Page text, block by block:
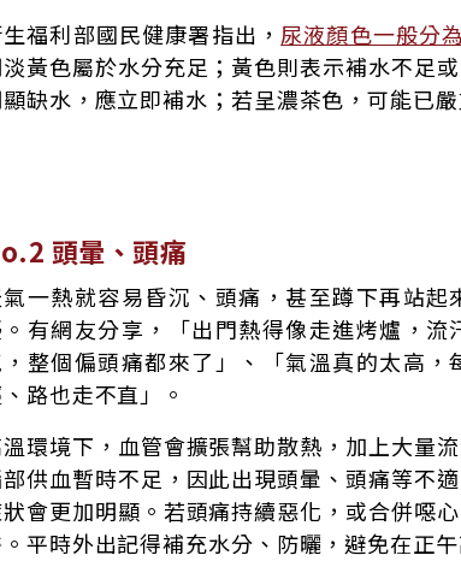
福利部國民健康署指出， 尿液顏色一般分
黃色屬於水分充足；黃色則表示補水不足
缺水，應立即補水；若呈濃茶色，可能已
頭暈、頭痛
一熱就容易昏沉、頭痛，甚至蹲下再站
有網友分享，「出門熱得像走進烤爐，
整個偏頭痛都來了」、「氣溫真的太高
路也走不直」。
環境下，血管會擴張幫助散熱，加上大量
供血暫時不足，因此出現頭暈、頭痛等不
會更加明顯。若頭痛持續惡化，或合併噁
平時外出記得補充水分、防曬，避免在正